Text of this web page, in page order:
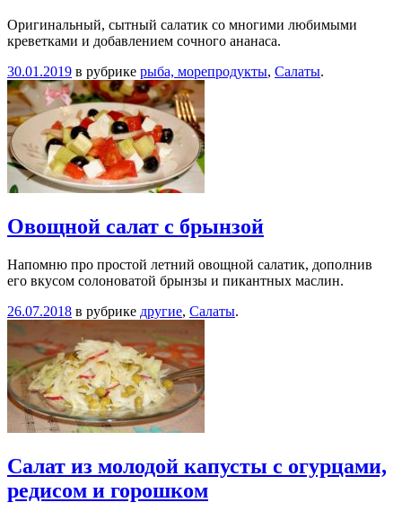
Оригинальный, сытный салатик со многими любимыми
креветками и добавлением сочного ананаса.
30.01.2019 в рубрике рыба, морепродукты, Салаты.
Овощной салат с брынзой
Напомню про простой летний овощной салатик, дополнив
его вкусом солоноватой брынзы и пикантных маслин.
26.07.2018 в рубрике другие, Салаты.
Салат из молодой капусты с огурцами,
редисом и горошком